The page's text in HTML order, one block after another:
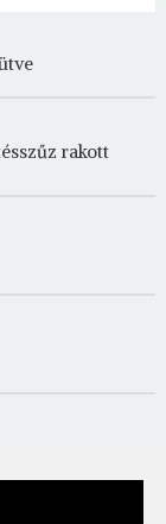
rakott